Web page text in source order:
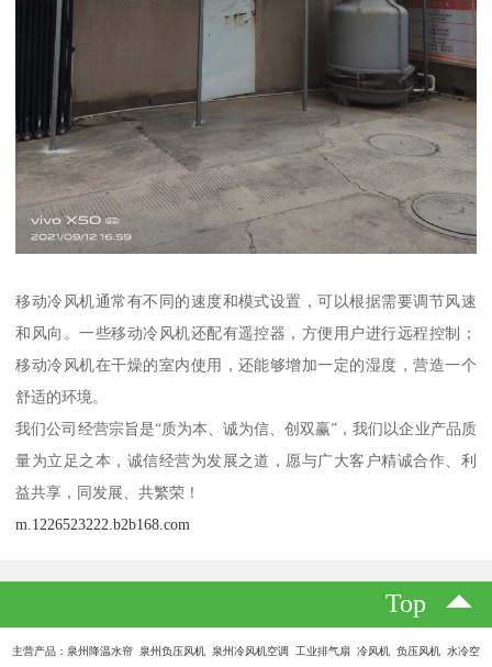
移动冷风机通常有不同的速度和模式设置，可以根据需要调节风速
和风向。一些移动冷风机还配有遥控器，方便用户进行远程控制；
移动冷风机在干燥的室内使用，还能够增加一定的湿度，营造一个
舒适的环境。
我们公司经营宗旨是“质为本、诚为信、创双赢”，我们以企业产品质
量为立足之本，诚信经营为发展之道，愿与广大客户精诚合作、利
益共享，同发展、共繁荣！
m.1226523222.b2b168.com
Top
主营产品：泉州降温水帘 泉州负压风机 泉州冷风机空调 工业排气扇 冷风机 负压风机 水冷空